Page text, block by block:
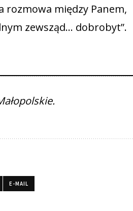
rozmowa między Panem,
zewsząd… dobrobyt”.
E-MAIL